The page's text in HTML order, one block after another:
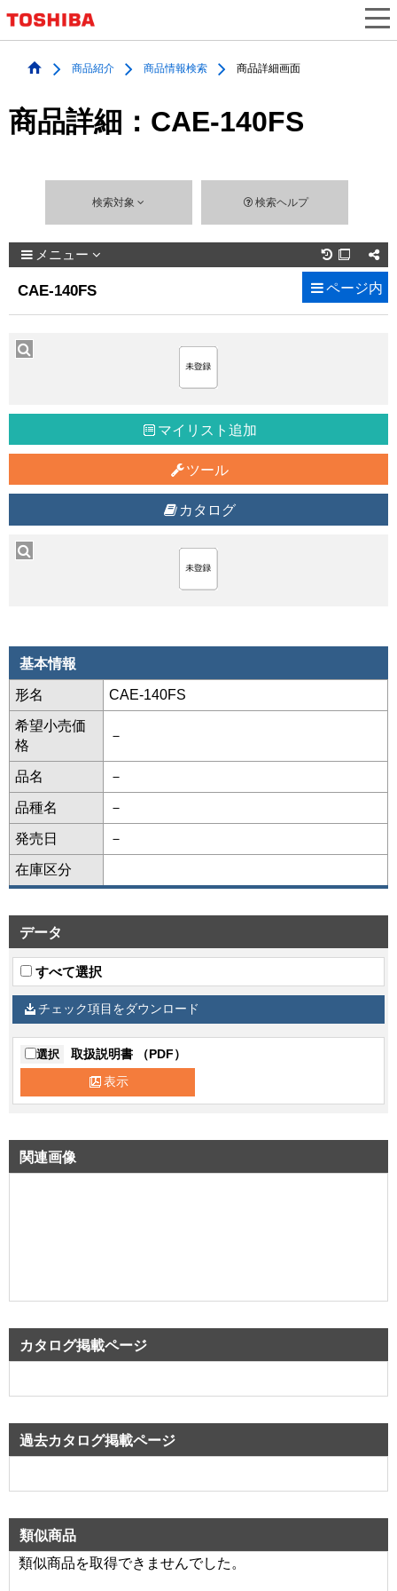
商品紹介 商品情報検索 商品詳細画面
商品詳細：CAE-140FS
検索対象 検索ヘルプ
メニュー 
CAE-140FS ページ内
マイリスト追加
ツール
カタログ
基本情報
形名 CAE-140FS
希望小売価
格
－
品名 －
品種名 －
発売日 －
在庫区分
データ
すべて選択
チェック項目をダウンロード
選択 取扱説明書 （PDF）
表示
関連画像
カタログ掲載ページ
過去カタログ掲載ページ
類似商品
類似商品を取得できませんでした。